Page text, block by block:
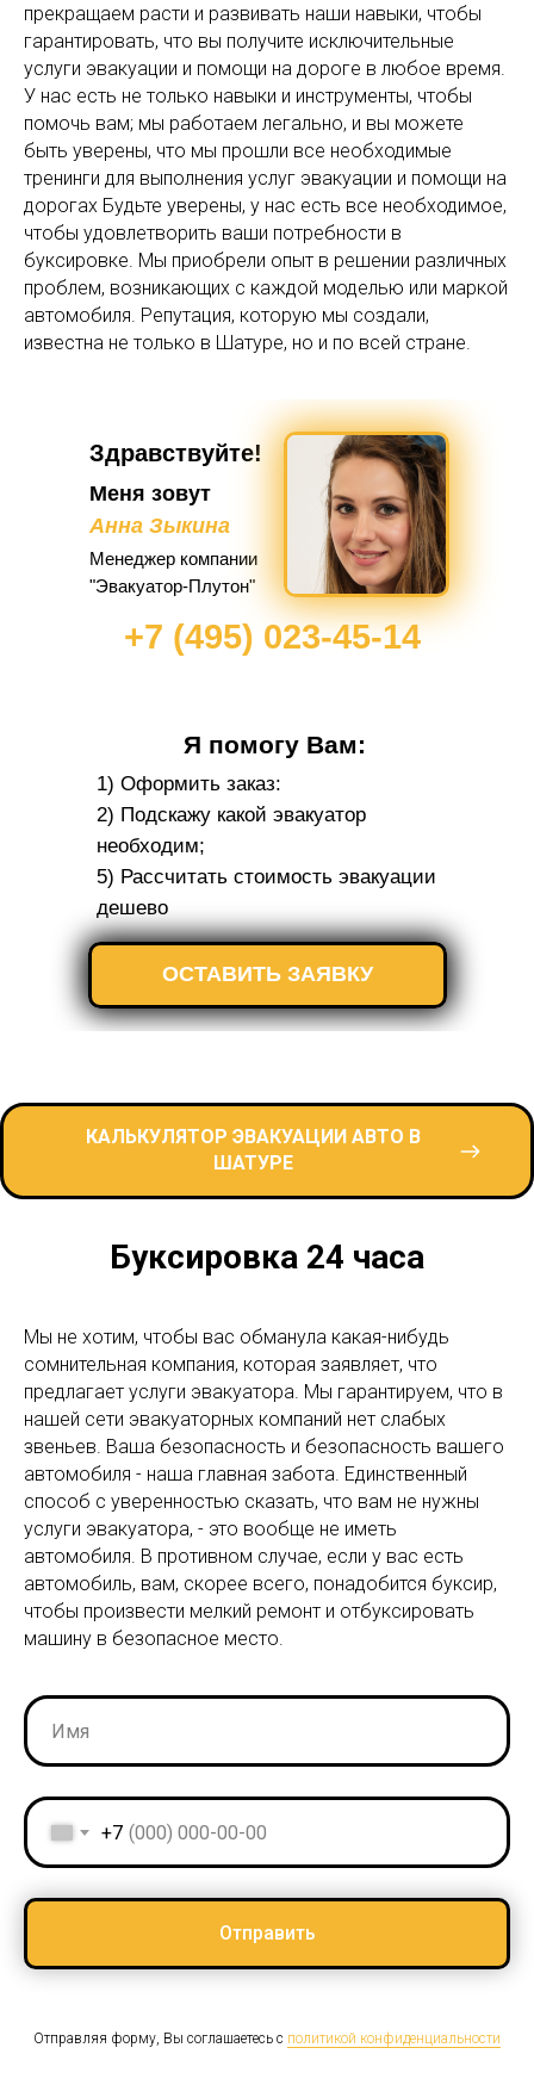
прекращаем расти и развивать наши навыки, чтобы
гарантировать, что вы получите исключительные
услуги эвакуации и помощи на дороге в любое время.
У нас есть не только навыки и инструменты, чтобы
помочь вам; мы работаем легально, и вы можете
быть уверены, что мы прошли все необходимые
тренинги для выполнения услуг эвакуации и помощи на
дорогах Будьте уверены, у нас есть все необходимое,
чтобы удовлетворить ваши потребности в
буксировке. Мы приобрели опыт в решении различных
проблем, возникающих с каждой моделью или маркой
автомобиля. Репутация, которую мы создали,
известна не только в Шатуре, но и по всей стране.
Здравствуйте!
Менеджер компании
"Эвакуатор-Плутон"
Меня зовут
Анна Зыкина
Я помогу Вам:
1) Оформить заказ:
2) Подскажу какой эвакуатор
необходим;
5) Рассчитать стоимость эвакуации
дешево
+7 (495) 023-45-14
ОСТАВИТЬ ЗАЯВКУ
КАЛЬКУЛЯТОР ЭВАКУАЦИИ АВТО В
ШАТУРЕ
Буксировка 24 часа
Мы не хотим, чтобы вас обманула какая-нибудь
сомнительная компания, которая заявляет, что
предлагает услуги эвакуатора. Мы гарантируем, что в
нашей сети эвакуаторных компаний нет слабых
звеньев. Ваша безопасность и безопасность вашего
автомобиля - наша главная забота. Единственный
способ с уверенностью сказать, что вам не нужны
услуги эвакуатора, - это вообще не иметь
автомобиля. В противном случае, если у вас есть
автомобиль, вам, скорее всего, понадобится буксир,
чтобы произвести мелкий ремонт и отбуксировать
машину в безопасное место.
+7
Отправить
Отправляя форму, Вы соглашаетесь с политикой конфиденциальности